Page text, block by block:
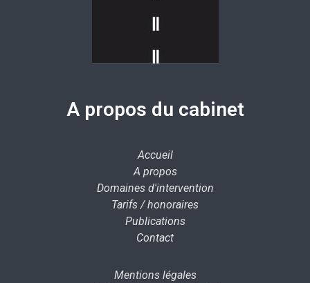
A propos du cabinet
Accueil
A propos
Domaines d'intervention
Tarifs / honoraires
Publications
Contact
Mentions légales